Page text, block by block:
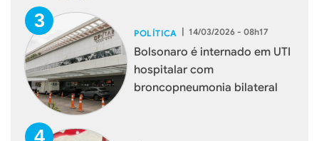
POLÍTICA | 14/03/2026 - 08h17
Bolsonaro é internado em UTI
hospitalar com
broncopneumonia bilateral